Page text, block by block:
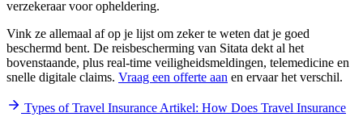
verzekeraar voor opheldering.
Vink ze allemaal af op je lijst om zeker te weten dat je goed
beschermd bent. De reisbescherming van Sitata dekt al het
bovenstaande, plus real-time veiligheidsmeldingen, telemedicine en
snelle digitale claims. Vraag een offerte aan en ervaar het verschil.
Types of Travel Insurance Artikel: How Does Travel Insurance